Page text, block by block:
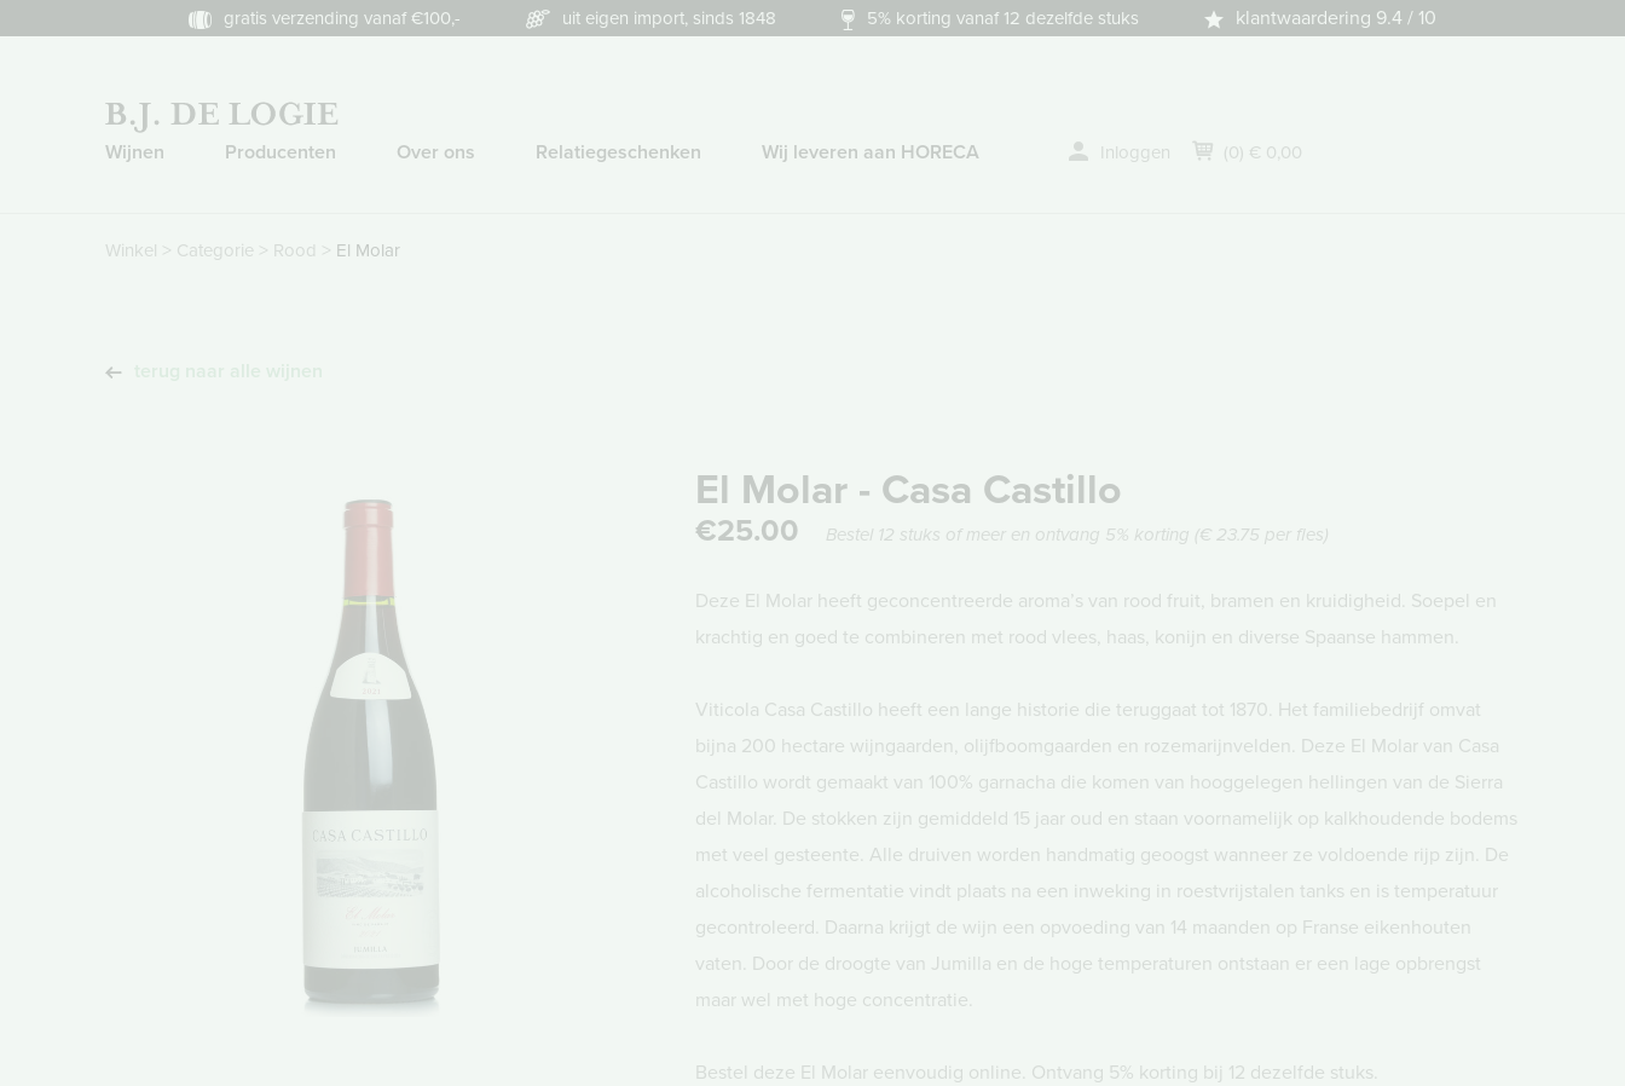
gratis verzending vanaf €100,- uit eigen import, sinds 1848 5% korting vanaf 12 dezelfde stuks klantwaardering 9.4 / 10
Wijnen Producenten Over ons Relatiegeschenken Wij leveren aan HORECA Inloggen (0) € 0,00
Winkel > Categorie > Rood > El Molar
El Molar - Casa Castillo
€25.00 Bestel 12 stuks of meer en ontvang 5% korting (€ 23.75 per fles)
Deze El Molar heeft geconcentreerde aroma’s van rood fruit, bramen en kruidigheid. Soepel en
krachtig en goed te combineren met rood vlees, haas, konijn en diverse Spaanse hammen.
Viticola Casa Castillo heeft een lange historie die teruggaat tot 1870. Het familiebedrijf omvat
bijna 200 hectare wijngaarden, olijfboomgaarden en rozemarijnvelden. Deze El Molar van Casa
Castillo wordt gemaakt van 100% garnacha die komen van hooggelegen hellingen van de Sierra
del Molar. De stokken zijn gemiddeld 15 jaar oud en staan voornamelijk op kalkhoudende bodems
met veel gesteente. Alle druiven worden handmatig geoogst wanneer ze voldoende rijp zijn. De
alcoholische fermentatie vindt plaats na een inweking in roestvrijstalen tanks en is temperatuur
gecontroleerd. Daarna krijgt de wijn een opvoeding van 14 maanden op Franse eikenhouten
vaten. Door de droogte van Jumilla en de hoge temperaturen ontstaan er een lage opbrengst
maar wel met hoge concentratie.
Bestel deze El Molar eenvoudig online. Ontvang 5% korting bij 12 dezelfde stuks.